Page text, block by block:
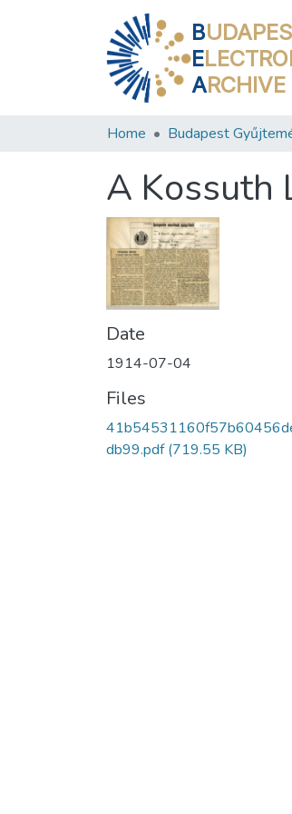
B
E
ARCHIVE
Home Budapest
A Kossuth
Date
1914-07-04
Files
db99.pdf(719.55 KB)